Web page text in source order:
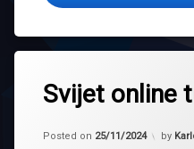
Svijet online
Posted on 25/11/2024 by
master
duel
match